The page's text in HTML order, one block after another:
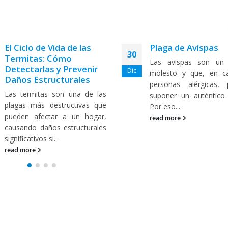
Plaga de Avíspas
Las avispas son un animal
molesto y que, en caso de
personas alérgicas, pueden
suponer un auténtico riesgo.
Por eso...
read more
04
Feb
Plagas en terrazas
Cuando son
trabajos
deshacerse de
fundamental
interesados se
contacto con quien...